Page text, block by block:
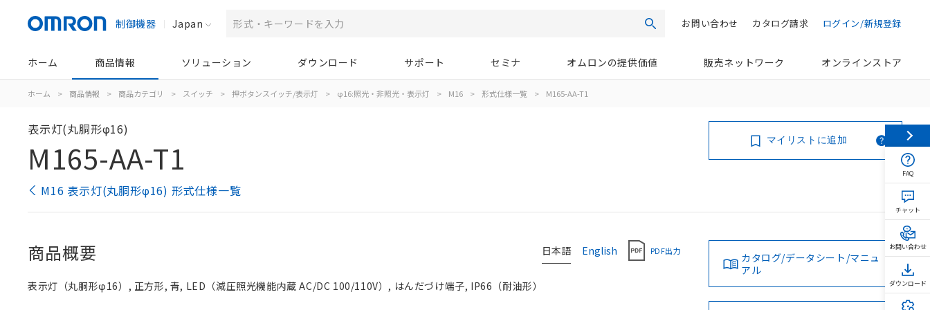
制御機器 Japan 検索 ログイン/新規登録
カタログ請求
お問い合わせ
ホーム 商品情報 ソリューション ダウンロード サポート セミナ オムロンの提供価値 販売ネットワーク オンラインストア
ホーム > 商品情報 > 商品カテゴリ > スイッチ > 押ボタンスイッチ/表示灯 > φ16:照光・非照光・表示灯 > M16 > 形式仕様一覧 > M165-AA-T1
表示灯(丸胴形φ16)
M165-AA-T1
M16 表示灯(丸胴形φ16) 形式仕様一覧
マイリストに追加
日本語 English PDF出力
商品概要
表示灯（丸胴形φ16）, 正方形, 青, LED（減圧照光機能内蔵 AC/DC 100/110V）, はんだづけ端子, IP66（耐油形）
カタログ/データシート/マニュ
アル
FAQ
チャット
お問い合わせ
ダウンロード